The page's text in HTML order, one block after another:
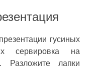
гусиных
сервировка на
Разложите лапки